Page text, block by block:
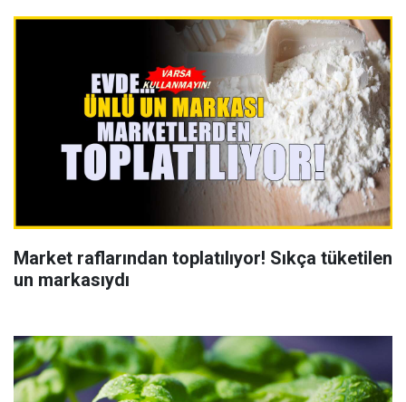
Market raflarından toplatılıyor! Sıkça tüketilen
un markasıydı